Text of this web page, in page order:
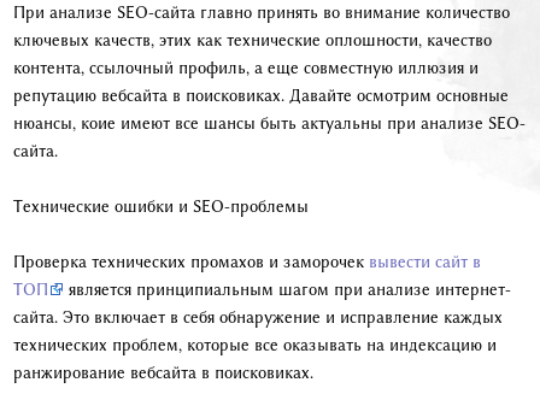
При анализе SEO-сайта главно принять во внимание количество
ключевых качеств, этих как технические оплошности, качество
контента, ссылочный профиль, а еще совместную иллюзия и
репутацию вебсайта в поисковиках. Давайте осмотрим основные
нюансы, коие имеют все шансы быть актуальны при анализе SEO-
сайта.
Технические ошибки и SEO-проблемы
Проверка технических промахов и заморочек вывести сайт в
ТОП
является принципиальным шагом при анализе интернет-
сайта. Это включает в себя обнаружение и исправление каждых
технических проблем, которые все оказывать на индексацию и
ранжирование вебсайта в поисковиках.